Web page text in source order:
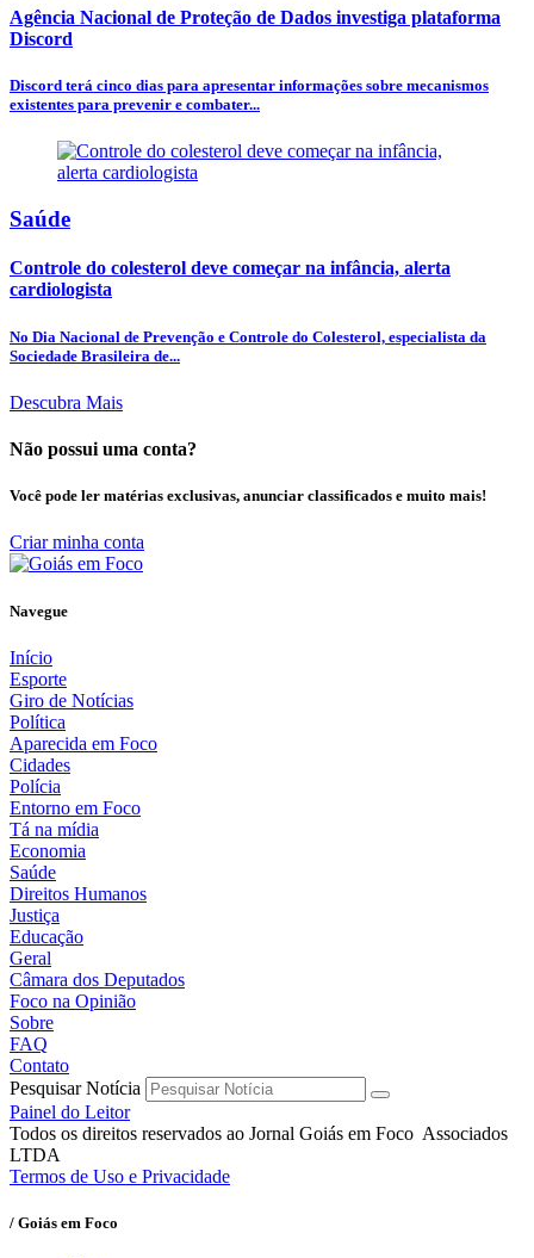
Agência Nacional de Proteção de Dados investiga plataforma
Discord
Discord terá cinco dias para apresentar informações sobre mecanismos
existentes para prevenir e combater...
Saúde
Controle do colesterol deve começar na infância, alerta
cardiologista
No Dia Nacional de Prevenção e Controle do Colesterol, especialista da
Sociedade Brasileira de...
Descubra Mais
Não possui uma conta?
Você pode ler matérias exclusivas, anunciar classificados e muito mais!
Criar minha conta
Navegue
Início
Esporte
Giro de Notícias
Política
Aparecida em Foco
Cidades
Polícia
Entorno em Foco
Tá na mídia
Economia
Saúde
Direitos Humanos
Justiça
Educação
Geral
Câmara dos Deputados
Foco na Opinião
Sobre
FAQ
Contato
Pesquisar Notícia
Painel do Leitor
Todos os direitos reservados ao Jornal Goiás em Foco Associados
LTDA
Termos de Uso e Privacidade
/ Goiás em Foco